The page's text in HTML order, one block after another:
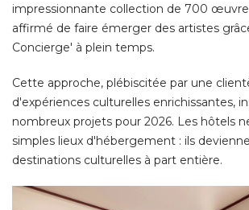
impressionnante collection de 700
affirmé de faire émerger des artistes
Concierge' à plein temps.
Cette approche, plébiscitée par une
d'expériences culturelles enrichissantes,
nombreux projets pour 2026. Les hôtels
simples lieux d'hébergement : ils
destinations culturelles à part entière.